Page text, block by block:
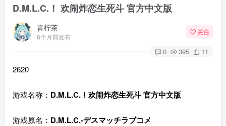
D.M.L.C.！ 欢闹炸恋生死斗 官方中文版
青柠茶
6个月前发布
关注
0 395 11
2620
游戏名称： D.M.L.C.！欢闹炸恋生死斗 官方中文版
游戏原名： D.M.L.C.-デスマッチラブコメ